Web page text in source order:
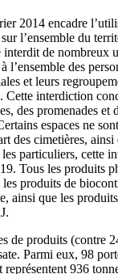
2014 encadre
l’ensemble du
de nombreux
l’ensemble des
et leurs
Cette interdiction
des promenades et
espaces ne
des cimetières, ainsi
particuliers, cette
Tous les produits
produits de
ainsi que les
de produits (contre
Parmi eux, 98
936